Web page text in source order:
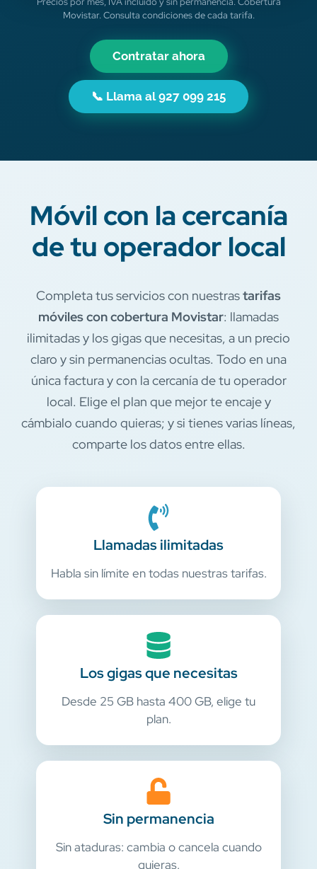
Movistar. Consulta condiciones de cada tarifa.
Contratar ahora
📞 Llama al 927 099 215
Móvil con la cercanía
de tu operador local
Completa tus servicios con nuestrastarifas
móviles con cobertura Movistar: llamadas
ilimitadas y los gigas que necesitas, a un precio
claro y sin permanencias ocultas. Todo en una
única factura y con la cercanía de tu operador
local. Elige el plan que mejor te encaje y
cámbialo cuando quieras; y si tienes varias líneas,
comparte los datos entre ellas.
Llamadas ilimitadas
Habla sin límite en todas nuestras tarifas.
Los gigas que necesitas
Desde 25 GB hasta 400 GB, elige tu
plan.
Sin permanencia
Sin ataduras: cambia o cancela cuando
quieras.